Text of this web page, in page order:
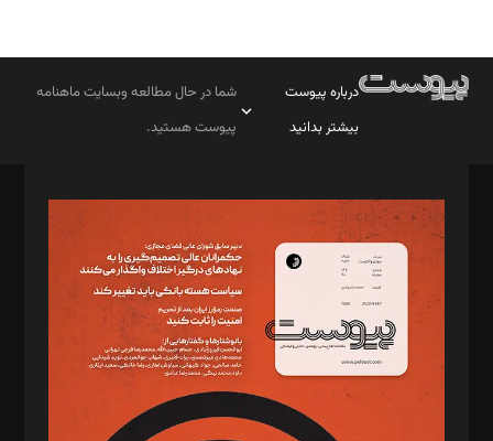
درباره پیوست
بیشتر بدانید
شما در حال مطالعه وبسایت ماهنامه
پیوست هستید.
مدیر مسئول: محمدباقر اثنی‌عشری
سردبیر: مهرک محمودی
دبیر تحریریه: میثم قاسمی
د‌بیر ناداستان: سمانه سمیع
د‌بیر خدمت و تجارت: ابوالفضل رجبی
د‌بیر حقوق فناوری: حسام‌الدین ایپکچی
د‌بیر پیوست جهان: مینا پاکدل
د‌بیر تحریریه آنلاین: بابک نقاش